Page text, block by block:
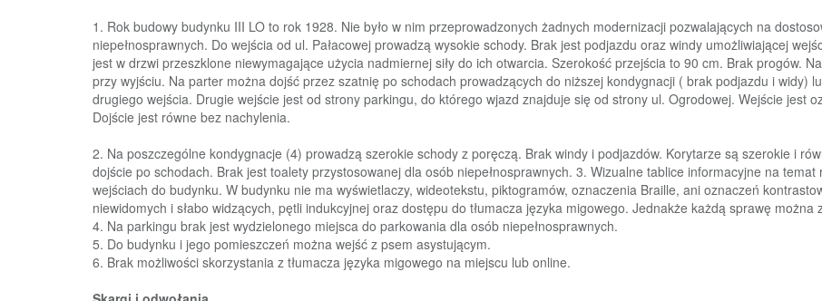
1. Rok budowy budynku III LO to rok 1928. Nie było w nim przeprowadzonych żadnych modernizacji pozwalających na
niepełnosprawnych. Do wejścia od ul. Pałacowej prowadzą wysokie schody. Brak jest podjazdu oraz windy umożliwiającej
jest w drzwi przeszklone niewymagające użycia nadmiernej siły do ich otwarcia. Szerokość przejścia to 90 cm. Brak progów.
przy wyjściu. Na parter można dojść przez szatnię po schodach prowadzących do niższej kondygnacji ( brak podjazdu i widy)
drugiego wejścia. Drugie wejście jest od strony parkingu, do którego wjazd znajduje się od strony ul. Ogrodowej. Wejście jest
Dojście jest równe bez nachylenia.
2. Na poszczególne kondygnacje (4) prowadzą szerokie schody z poręczą. Brak windy i podjazdów. Korytarze są szerokie i
dojście po schodach. Brak jest toalety przystosowanej dla osób niepełnosprawnych. 3. Wizualne tablice informacyjne na temat
wejściach do budynku. W budynku nie ma wyświetlaczy, wideotekstu, piktogramów, oznaczenia Braille, ani oznaczeń
niewidomych i słabo widzących, pętli indukcyjnej oraz dostępu do tłumacza języka migowego. Jednakże każdą sprawę można
4. Na parkingu brak jest wydzielonego miejsca do parkowania dla osób niepełnosprawnych.
5. Do budynku i jego pomieszczeń można wejść z psem asystującym.
6. Brak możliwości skorzystania z tłumacza języka migowego na miejscu lub online.